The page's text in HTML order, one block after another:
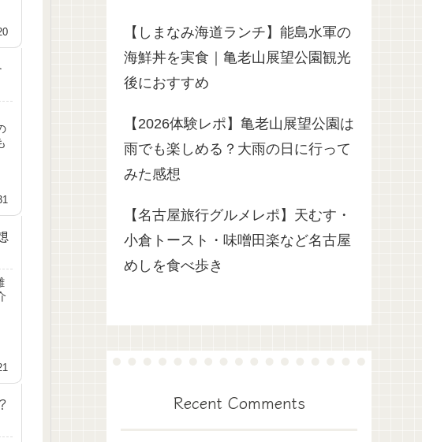
【しまなみ海道ランチ】能島水軍の
海鮮丼を実食｜亀老山展望公園観光
後におすすめ
【2026体験レポ】亀老山展望公園は
雨でも楽しめる？大雨の日に行って
みた感想
【名古屋旅行グルメレポ】天むす・
小倉トースト・味噌田楽など名古屋
めしを食べ歩き
Recent Comments